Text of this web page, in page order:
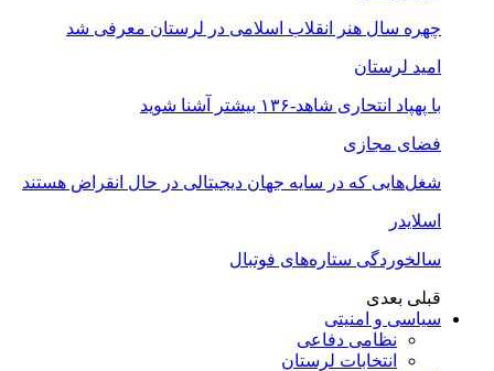
چهره سال هنر انقلاب اسلامی در لرستان معرفی شد
امید لرستان
با پهپاد انتحاری شاهد-۱۳۶ بیشتر آشنا شوید
فضای مجازی
شغل‌‌هایی که در سایه جهان دیجیتالی در حال انقراض هستند
اسلایدر
سالخوردگی ستاره‌های فوتبال
قبلی بعدی
سیاسی و امنیتی
نظامی دفاعی
انتخابات لرستان